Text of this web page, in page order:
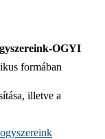
OGYI
formában
illetve a